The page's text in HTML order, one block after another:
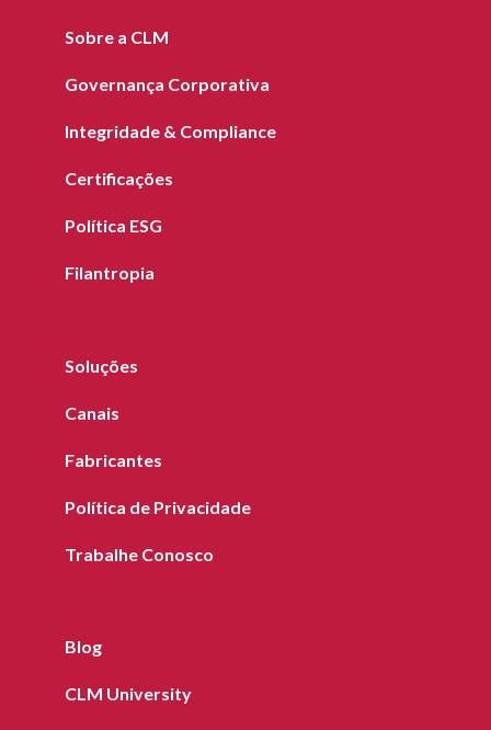
Sobre a CLM
Governança Corporativa
Integridade & Compliance
Certificações
Política ESG
Filantropia
Soluções
Canais
Fabricantes
Política de Privacidade
Trabalhe Conosco
Blog
CLM University